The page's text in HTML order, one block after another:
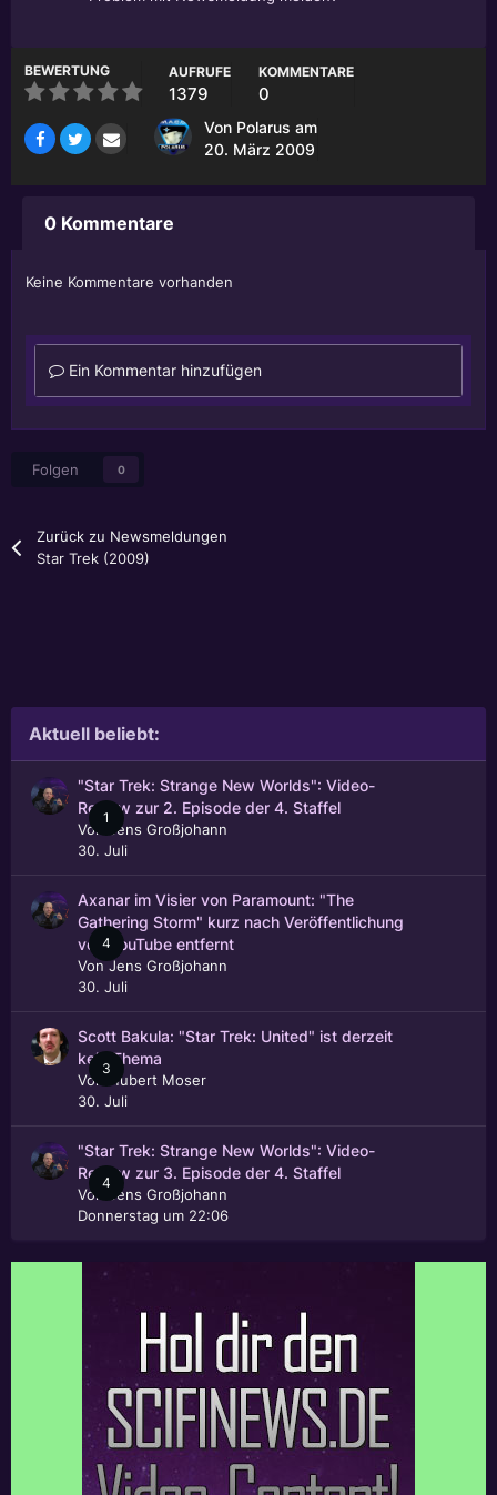
BEWERTUNG AUFRUFE
1379
KOMMENTARE
0
Von Polarus am
20. März 2009
0 Kommentare
Keine Kommentare vorhanden
Ein Kommentar hinzufügen
Folgen 0
Zurück zu Newsmeldungen
Star Trek (2009)
Aktuell beliebt:
1
"Star Trek: Strange New Worlds": Video-
Review zur 2. Episode der 4. Staffel
Von
Jens Großjohann
30. Juli
4
Axanar im Visier von Paramount: "The
Gathering Storm" kurz nach Veröffentlichung
von YouTube entfernt
VonJens Großjohann
30. Juli
3
Scott Bakula: "Star Trek: United" ist derzeit
kein Thema
Von
Hubert Moser
30. Juli
4
"Star Trek: Strange New Worlds": Video-
Review zur 3. Episode der 4. Staffel
Von
Jens Großjohann
Donnerstag um 22:06